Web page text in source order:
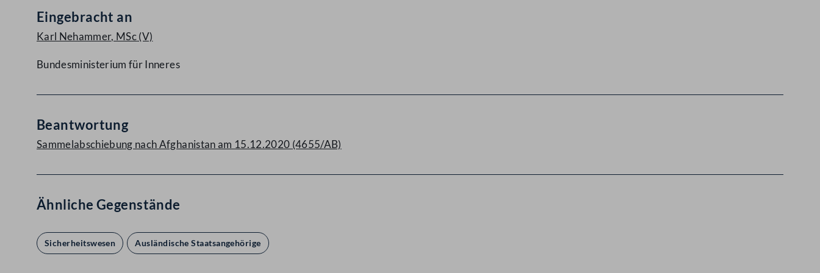
Eingebracht an
Karl Nehammer, MSc(V)
Bundesministerium für Inneres
Beantwortung
Sammelabschiebung nach Afghanistan am 15.12.2020 (4655/AB)
Ähnliche Gegenstände
Sicherheitswesen Ausländische Staatsangehörige